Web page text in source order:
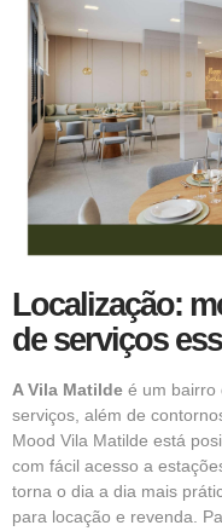
Localização:
de serviços
A Vila Matilde é um bairro
serviços, além de
Mood Vila Matilde está
com fácil acesso a
torna o dia a dia mais
para locação e revenda.